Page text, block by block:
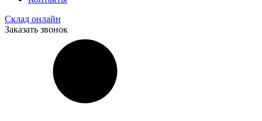
Склад онлайн
Заказать звонок